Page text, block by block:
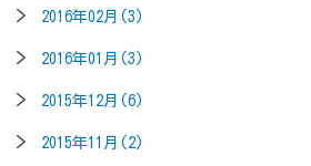
2016年02月(3)
2016年01月(3)
2015年12月(6)
2015年11月(2)